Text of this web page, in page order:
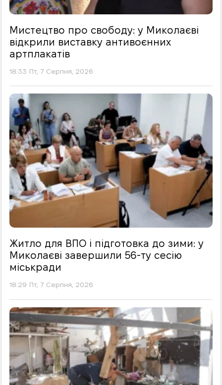
Мистецтво про свободу: у Миколаєві
відкрили виставку антивоєнних
артплакатів
18:33 Пт, 7 Серпня, 2026
Житло для ВПО і підготовка до зими: у
Миколаєві завершили 56-ту сесію
міськради
18:29 Пт, 7 Серпня, 2026